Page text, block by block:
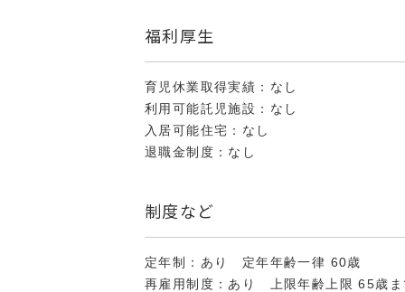
福利厚生
育児休業取得実績：なし
利用可能託児施設：なし
入居可能住宅：なし
退職金制度：なし
制度など
定年制：あり 定年年齢一律 60歳
再雇用制度：あり 上限年齢上限 65歳ま